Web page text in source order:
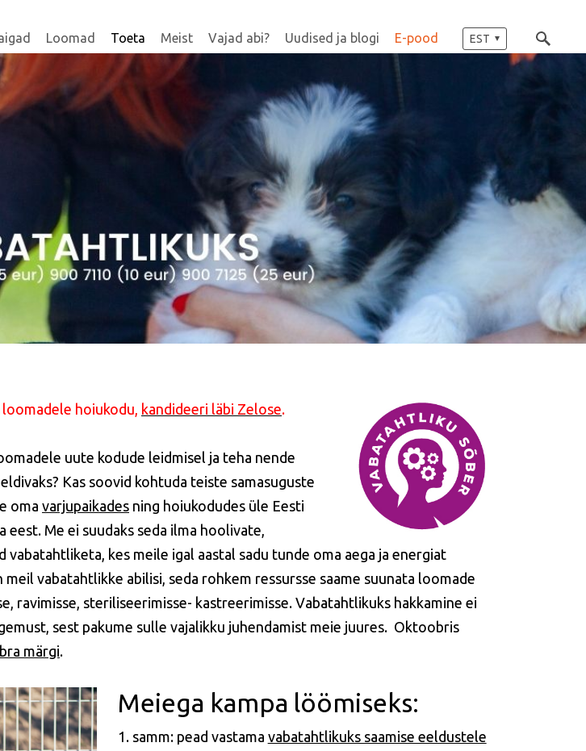
Loomad Toeta Meist Vajad abi? Uudised ja blogi E-pood EST
hoiukodu, kandideeri läbi Zelose.
uute kodude leidmisel ja teha nende
Kas soovid kohtuda teiste samasuguste
oma varjupaikades ning hoiukodudes üle Eesti
eest. Me ei suudaks seda ilma hoolivate,
vabatahtliketa, kes meile igal aastal sadu tunde oma aega ja energiat
vabatahtlikke abilisi, seda rohkem ressursse saame suunata loomade
ravimisse, steriliseerimisse- kastreerimisse. Vabatahtlikuks hakkamine ei
sest pakume sulle vajalikku juhendamist meie juures. Oktoobris
märgi.
Meiega kampa löömiseks:
1. samm: pead vastama vabatahtlikuks saamise eeldustele